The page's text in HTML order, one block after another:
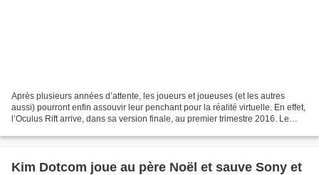
Après plusieurs années d’attente, les joueurs et joueuses (et les autres
aussi) pourront enfin assouvir leur penchant pour la réalité virtuelle. En effet,
l’Oculus Rift arrive, dans sa version finale, au premier trimestre 2016. Le
Kim Dotcom joue au père Noël et sauve Sony et